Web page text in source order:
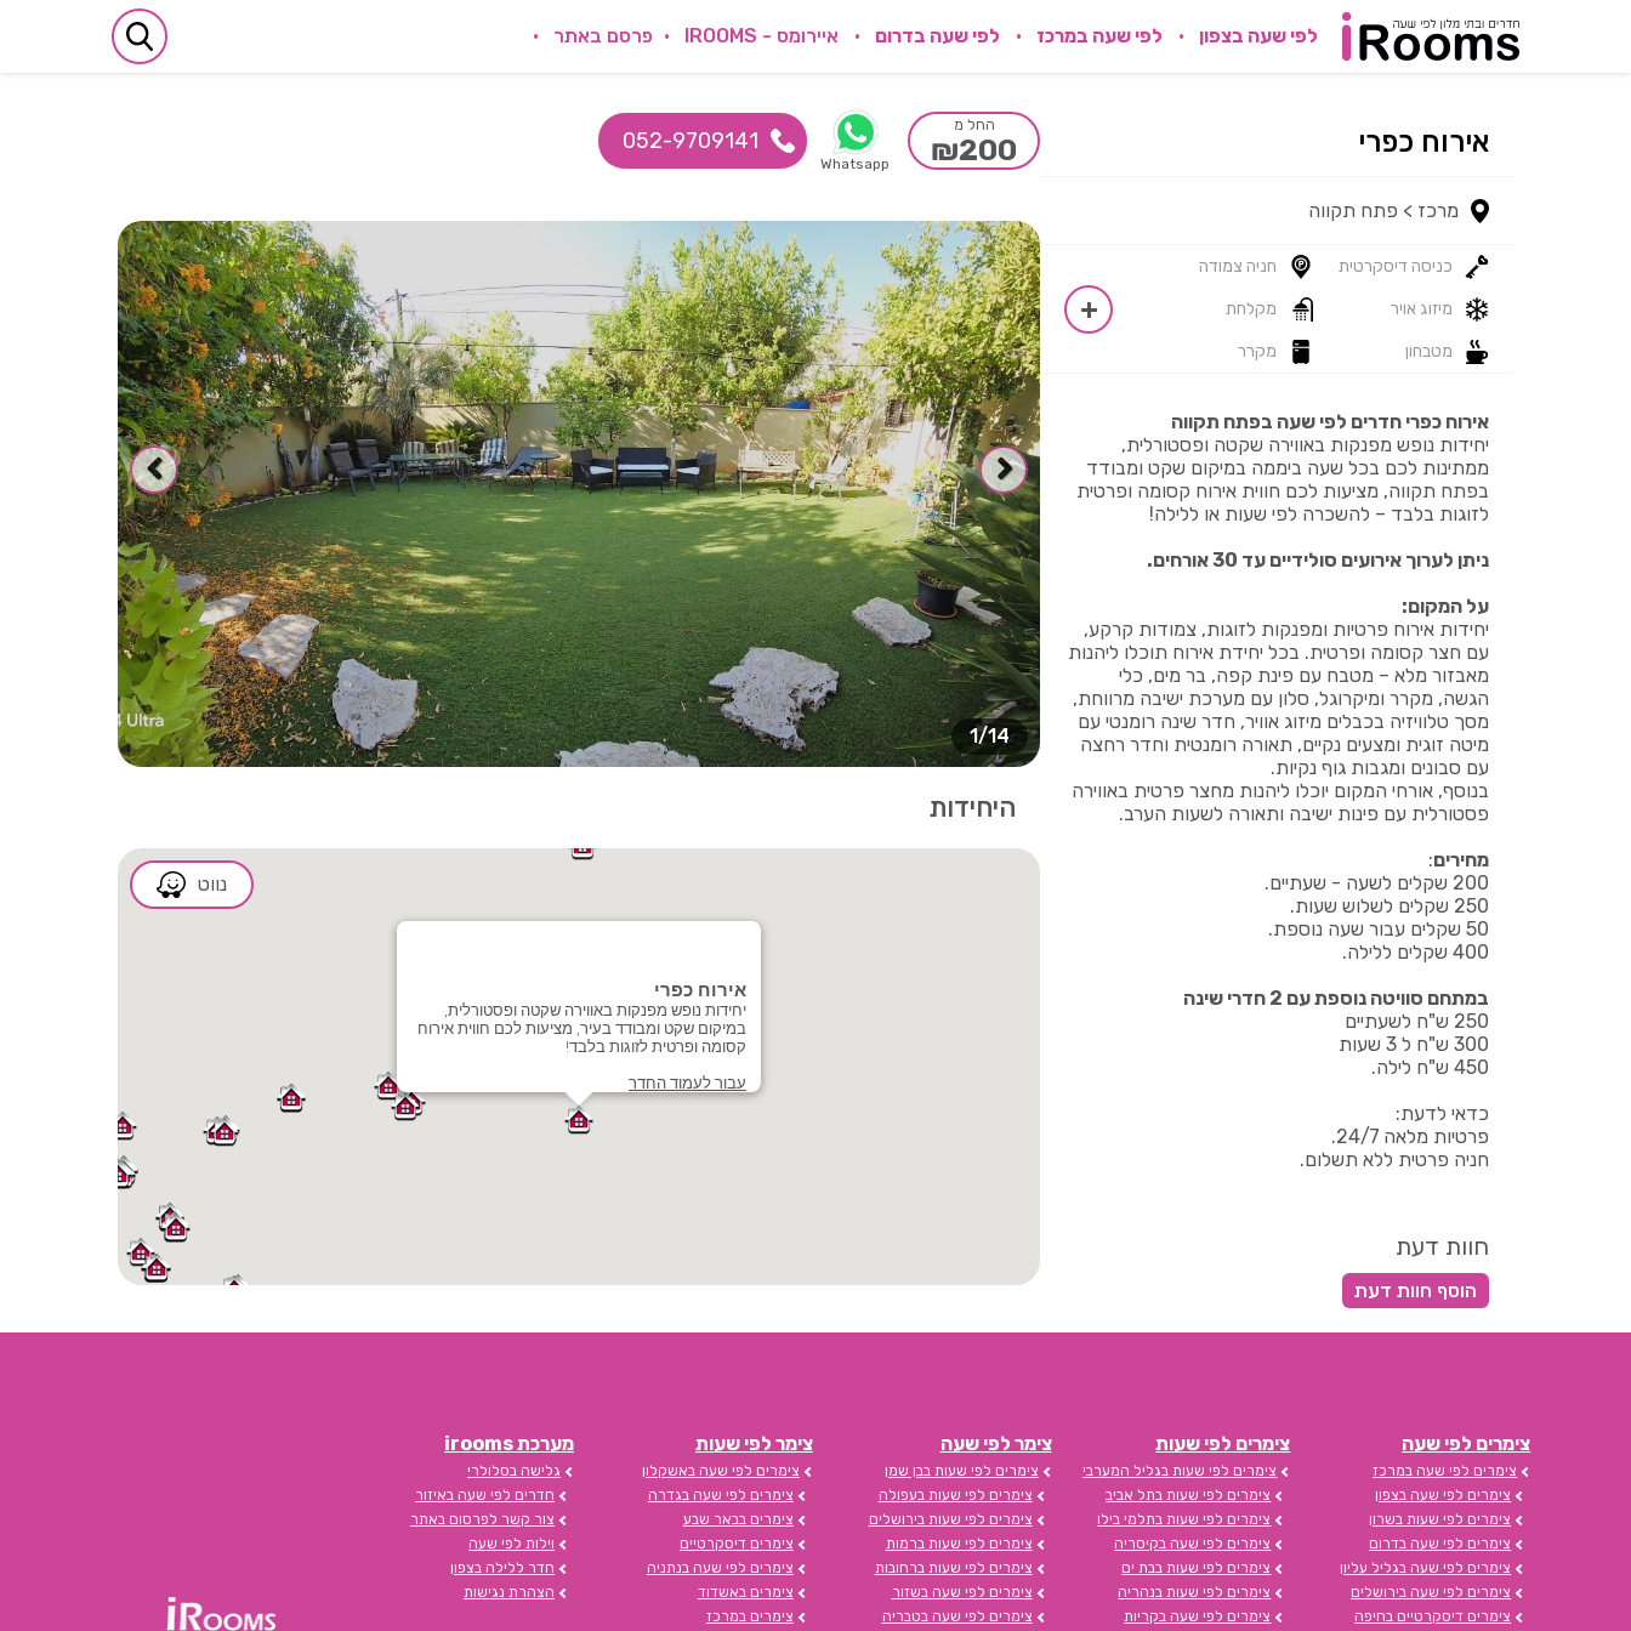
לפי שעה בצפון לפי שעה במרכז לפי שעה בדרום איירומס - IROOMS פרסם באתר
052-9709141
Whatsapp
החל מ
₪200
1/14
היחידות
נווט
אירוח כפרי
יחידות נופש מפנקות באווירה שקטה ופסטורלית,
במיקום שקט ומבודד בעיר, מציעות לכם חווית אירוח
קסומה ופרטית לזוגות בלבד!
עבור לעמוד החדר
אירוח כפרי
מרכז > פתח תקווה
כניסה דיסקרטית חניה צמודה
מיזוג אויר מקלחת
מטבחון מקרר
אירוח כפרי חדרים לפי שעה בפתח תקווה
יחידות נופש מפנקות באווירה שקטה ופסטורלית,
ממתינות לכם בכל שעה ביממה במיקום שקט ומבודד
בפתח תקווה, מציעות לכם חווית אירוח קסומה ופרטית
לזוגות בלבד – להשכרה לפי שעות או ללילה!
ניתן לערוך אירועים סולידיים עד 30 אורחים.
על המקום:
יחידות אירוח פרטיות ומפנקות לזוגות, צמודות קרקע,
עם חצר קסומה ופרטית. בכל יחידת אירוח תוכלו ליהנות
מאבזור מלא – מטבח עם פינת קפה, בר מים, כלי
הגשה, מקרר ומיקרוגל, סלון עם מערכת ישיבה מרווחת,
מסך טלוויזיה בכבלים מיזוג אוויר, חדר שינה רומנטי עם
מיטה זוגית ומצעים נקיים, תאורה רומנטית וחדר רחצה
עם סבונים ומגבות גוף נקיות.
בנוסף, אורחי המקום יוכלו ליהנות מחצר פרטית באווירה
פסטורלית עם פינות ישיבה ותאורה לשעות הערב.
מחירים:
200 שקלים לשעה - שעתיים.
250 שקלים לשלוש שעות.
50 שקלים עבור שעה נוספת.
400 שקלים ללילה.
במתחם סוויטה נוספת עם 2 חדרי שינה
250 ש"ח לשעתיים
300 ש"ח ל 3 שעות
450 ש"ח לילה.
כדאי לדעת:
פרטיות מלאה 24/7.
חניה פרטית ללא תשלום.
חוות דעת
צימרים לפי שעה
צימרים לפי שעה במרכז
צימרים לפי שעה בצפון
צימרים לפי שעות בשרון
צימרים לפי שעה בדרום
צימרים לפי שעה בגליל עליון
צימרים לפי שעה בירושלים
צימרים דיסקרטיים בחיפה
צימרים לפי שעות
צימרים לפי שעות בגליל המערבי
צימרים לפי שעות בתל אביב
צימרים לפי שעות בתלמי בילו
צימרים לפי שעה בקיסריה
צימרים לפי שעות בבת ים
צימרים לפי שעות בנהריה
צימרים לפי שעה בקריות
צימר לפי שעה
צימרים לפי שעות בבן שמן
צימרים לפי שעות בעפולה
צימרים לפי שעות בירושלים
צימרים לפי שעות ברמות
צימרים לפי שעות ברחובות
צימרים לפי שעה בשזור
צימרים לפי שעה בטבריה
צימר לפי שעות
צימרים לפי שעה באשקלון
צימרים לפי שעה בגדרה
צימרים בבאר שבע
צימרים דיסקרטיים
צימרים לפי שעה בנתניה
צימרים באשדוד
צימרים במרכז
מערכת irooms
גלישה בסלולרי
חדרים לפי שעה באיזור
צור קשר לפרסום באתר
וילות לפי שעה
חדר ללילה בצפון
הצהרת נגישות